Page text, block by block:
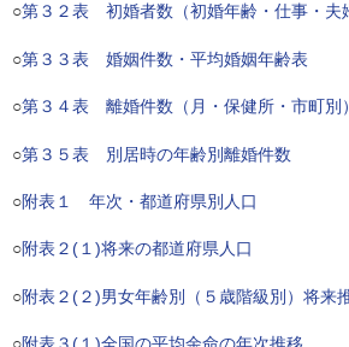
○第３２表 初婚者数（初婚年齢・仕事・夫
○第３３表 婚姻件数・平均婚姻年齢表
○第３４表 離婚件数（月・保健所・市町別）
○第３５表 別居時の年齢別離婚件数
○附表１ 年次・都道府県別人口
○附表２(１)将来の都道府県人口
○附表２(２)男女年齢別（５歳階級別）将来